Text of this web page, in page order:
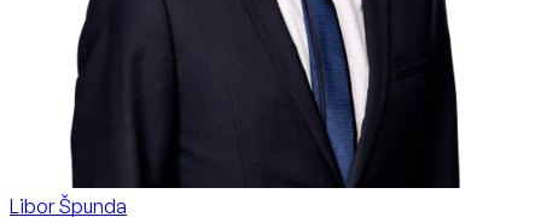
Libor Špunda